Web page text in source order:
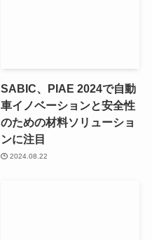
SABIC、PIAE 2024で自動
車イノベーションと安全性
のための材料ソリューショ
ンに注目
2024.08.22